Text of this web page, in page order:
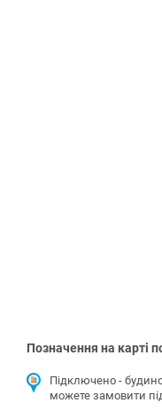
Позначення на карті
Підключено -
можете замовити